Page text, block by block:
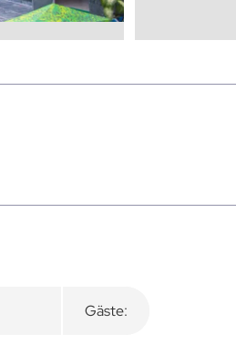
Gäste: